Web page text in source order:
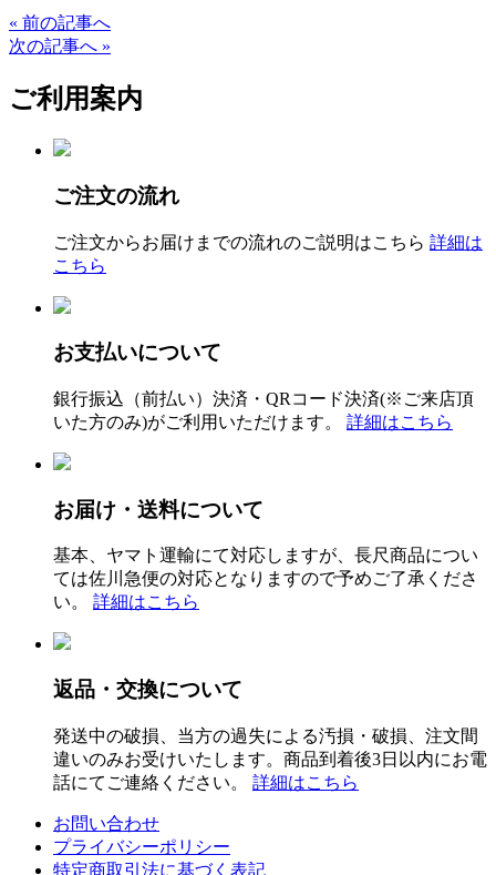
« 前の記事へ
次の記事へ »
ご利用案内
ご注文の流れ
ご注文からお届けまでの流れのご説明はこちら 詳細は
こちら
お支払いについて
銀行振込（前払い）決済・QRコード決済(※ご来店頂
いた方のみ)がご利用いただけます。 詳細はこちら
お届け・送料について
基本、ヤマト運輸にて対応しますが、長尺商品につい
ては佐川急便の対応となりますので予めご了承くださ
い。 詳細はこちら
返品・交換について
発送中の破損、当方の過失による汚損・破損、注文間
違いのみお受けいたします。商品到着後3日以内にお電
話にてご連絡ください。 詳細はこちら
お問い合わせ
プライバシーポリシー
特定商取引法に基づく表記